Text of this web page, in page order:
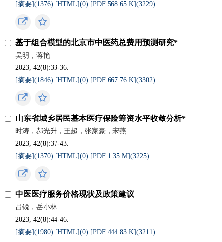
[摘要](1376) [HTML](0) [PDF 568.65 K](3229)
基于组合模型的北京市中医药总费用预测研究*
吴明，蒋艳
2023, 42(8):33-36.
[摘要](1846) [HTML](0) [PDF 667.76 K](3302)
山东省城乡居民基本医疗保险筹资水平收敛分析*
时涛，郝光升，王超，张家豪，宋燕
2023, 42(8):37-43.
[摘要](1370) [HTML](0) [PDF 1.35 M](3225)
中医医疗服务价格现状及政策建议
吕锐，岳小林
2023, 42(8):44-46.
[摘要](1980) [HTML](0) [PDF 444.83 K](3211)